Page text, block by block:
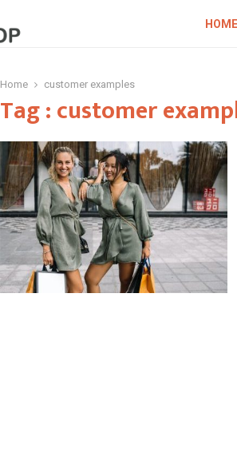
HOME
Home customer examples
Tag : customer